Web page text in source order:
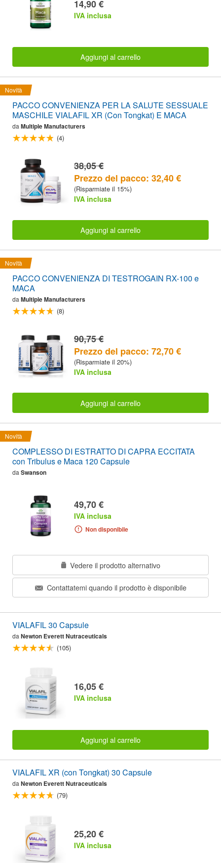
14,90 €
IVA inclusa
Aggiungi al carrello
Novità
PACCO CONVENIENZA PER LA SALUTE SESSUALE
MASCHILE VIALAFIL XR (Con Tongkat) E MACA
da Multiple Manufacturers
(4)
38,05 €
Prezzo del pacco: 32,40 €
(Risparmiate il 15%)
IVA inclusa
Aggiungi al carrello
Novità
PACCO CONVENIENZA DI TESTROGAIN RX-100 e
MACA
da Multiple Manufacturers
(8)
90,75 €
Prezzo del pacco: 72,70 €
(Risparmiate il 20%)
IVA inclusa
Aggiungi al carrello
Novità
COMPLESSO DI ESTRATTO DI CAPRA ECCITATA
con Tribulus e Maca 120 Capsule
da Swanson
49,70 €
IVA inclusa
Non disponibile
Vedere il prodotto alternativo
Contattatemi quando il prodotto è disponibile
VIALAFIL 30 Capsule
da Newton Everett Nutraceuticals
(105)
16,05 €
IVA inclusa
Aggiungi al carrello
VIALAFIL XR (con Tongkat) 30 Capsule
da Newton Everett Nutraceuticals
(79)
25,20 €
IVA inclusa